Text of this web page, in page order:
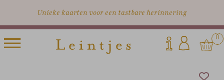
Unieke kaarten voor een tastbare herinnering
0